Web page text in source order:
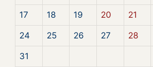
17 18 19 20 21
24 25 26 27 28
31